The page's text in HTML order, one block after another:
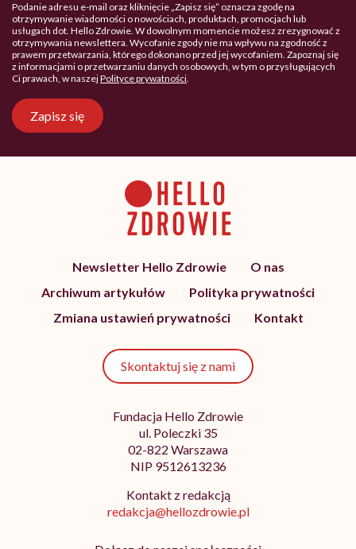
Podanie adresu e-mail oraz kliknięcie „Zapisz się” oznacza zgodę na
otrzymywanie wiadomości o nowościach, produktach, promocjach lub
usługach dot. Hello Zdrowie. W dowolnym momencie możesz zrezygnować z
otrzymywania newslettera. Wycofanie zgody nie ma wpływu na zgodność z
prawem przetwarzania, którego dokonano przed jej wycofaniem. Zapoznaj się
z informacjami o przetwarzaniu danych osobowych, w tym o przysługujących
Ci prawach, w naszejPolityce prywatności.
Zapisz się
Newsletter Hello Zdrowie
O nas
Archiwum artykułów
Polityka prywatności
Zmiana ustawień prywatności
Kontakt
Skontaktuj się z nami
Fundacja Hello Zdrowie
ul. Poleczki 35
02-822 Warszawa
NIP 9512613236
Kontakt z redakcją
redakcja@hellozdrowie.pl